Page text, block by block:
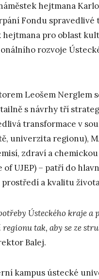
hejtmana
Fondu spravedlivé
pro oblast
rozvoje
Leošem Nerglem
s návrhy tří
transformace v
univerzita regionu),
zdraví a chemickou
UJEP) – patří do
a kvalitu
Ústeckého kraje
tak, aby se ze
Balej.
kampus ústecké